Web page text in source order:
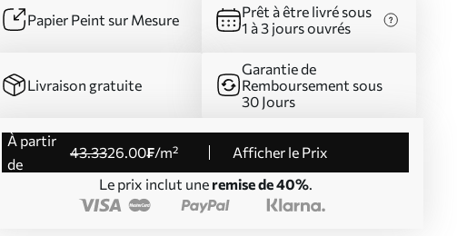
Papier Peint sur Mesure
Prêt à être livré sous
1 à 3 jours ouvrés
Livraison gratuite
Garantie de
Remboursement sous
30 Jours
à partir
de
43.3326.00₣/m²
Afficher le Prix
Le prix inclut une remise de 40%.